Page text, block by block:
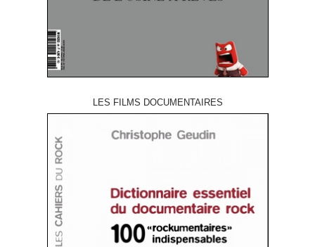
LES FILMS DOCUMENTAIRES